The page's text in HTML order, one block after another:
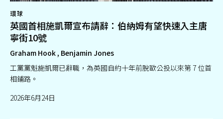
環球
英國首相施凱爾宣布請辭：伯納姆有望快速入主唐
寧街10號
Graham Hook , Benjamin Jones
工黨黨魁施凱爾已辭職，為英國自約十年前脫歐公投以來第 7 位首
相鋪路。
2026年6月24日